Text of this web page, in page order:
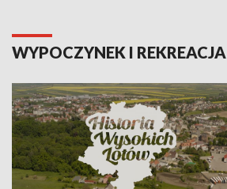
WYPOCZYNEK I REKREACJA